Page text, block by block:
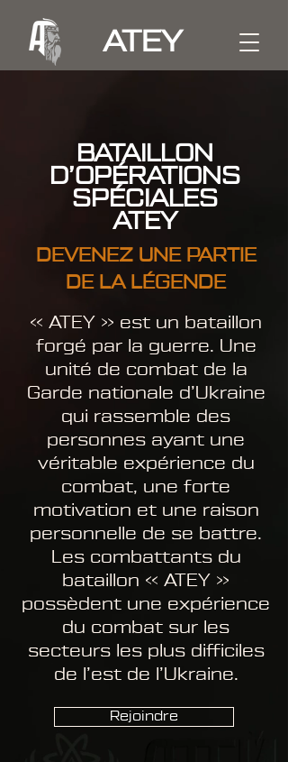
BATAILLON
D’OPÉRATIONS
SPÉCIALES
ATEY
DEVENEZ UNE PARTIE
DE LA LÉGENDE
« ATEY » est un bataillon
forgé par la guerre. Une
unité de combat de la
Garde nationale d’Ukraine
qui rassemble des
personnes ayant une
véritable expérience du
combat, une forte
motivation et une raison
personnelle de se battre.
Les combattants du
bataillon « ATEY »
possèdent une expérience
du combat sur les
secteurs les plus difficiles
de l’est de l’Ukraine.
Rejoindre
ATEY